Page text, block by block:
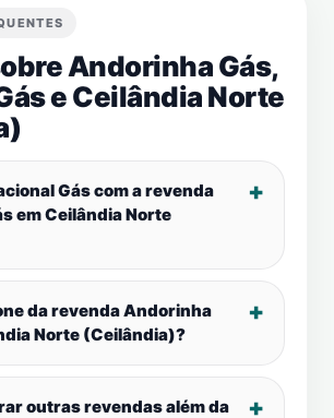
Andorinha Gás,
eCeilândia Norte
Gás com a revenda
emCeilândia Norte
da revenda Andorinha
Norte (Ceilândia)?
outras revendas além da